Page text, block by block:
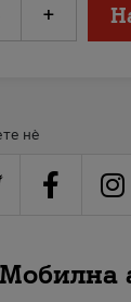
+
нè
Мобилна